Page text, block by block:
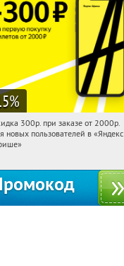
%
20:19:37 Получили:65
300р. при заказе от 2000р.
новых пользователей в «Яндекс